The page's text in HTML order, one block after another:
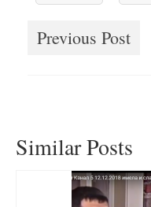
Previous Post
Similar Posts